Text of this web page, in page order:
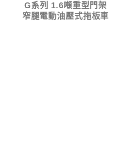
G系列 1.6噸重型門架
窄腿電動油壓式拖板車